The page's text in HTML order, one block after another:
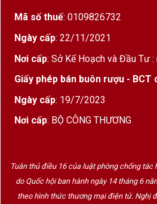
Pháp , được gọi là “cái nôi
Đất sét mịn, đá vôi giàu
đặc trưng: mạnh mẽ, phức
vẫn giữ sự tinh tế tuyệt đối.
Nhà Olivier Leflaive nổi
trọngbiểu hiện nguyên
hợp kỹ thuật hiện đại và
Mã số thuế: 0109826732
Ngày cấp: 22/11/2021
Nơi cấp: Sở Kế Hoạch và Đầu Tư
Giấy phép bán buôn rượu - BCT
Ngày cấp: 19/7/2023
Nơi cấp: BỘ CÔNG THƯƠNG
Tuân thủ điều 16 của luật phòng chống
do Quốc hội ban hành ngày 14 tháng 6
theo hình thức thương mại điện tử. Nghị